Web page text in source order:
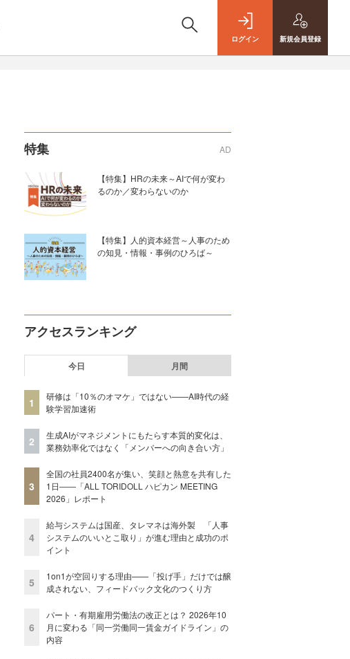
ログイン 新規会員登録
特集 AD
【特集】HRの未来～AIで何が変わ
るのか／変わらないのか
【特集】人的資本経営～人事のため
の知見・情報・事例のひろば～
アクセスランキング
今日 月間
1
研修は「10％のオマケ」ではない——AI時代の経
験学習加速術
2
生成AIがマネジメントにもたらす本質的変化は、
業務効率化ではなく「メンバーへの向き合い方」
3
全国の社員2400名が集い、笑顔と熱意を共有した
1日――「ALL TORIDOLL ハピカン MEETING
2026」レポート
4
給与システムは国産、タレマネは海外製 「人事
システムのいいとこ取り」が進む理由と成功のポ
イント
5
1on1が空回りする理由——「投げ手」だけでは醸
成されない、フィードバック文化のつくり方
6
パート・有期雇用労働法の改正とは？ 2026年10
月に変わる「同一労働同一賃金ガイドライン」の
内容